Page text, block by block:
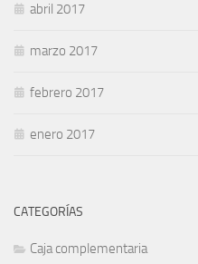
abril 2017
marzo 2017
febrero 2017
enero 2017
CATEGORÍAS
Caja complementaria